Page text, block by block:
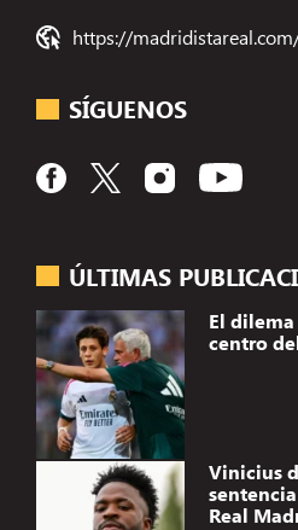
ÚLTIMAS
El
centro
Vinicius
Real
https://
SÍGUENOS